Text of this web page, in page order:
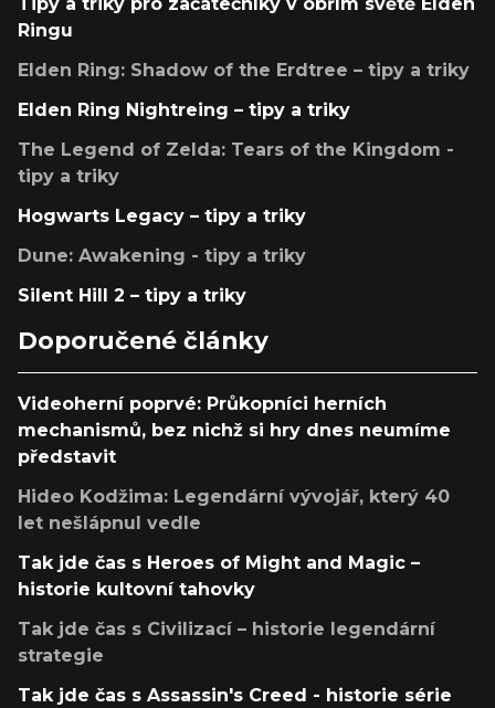
Ringu
Elden Ring: Shadow of the Erdtree – tipy a triky
Elden Ring Nightreing – tipy a triky
The Legend of Zelda: Tears of the Kingdom -
tipy a triky
Hogwarts Legacy – tipy a triky
Dune: Awakening - tipy a triky
Silent Hill 2 – tipy a triky
Doporučené články
Videoherní poprvé: Průkopníci herních
mechanismů, bez nichž si hry dnes neumíme
představit
Hideo Kodžima: Legendární vývojář, který 40
let nešlápnul vedle
Tak jde čas s Heroes of Might and Magic –
historie kultovní tahovky
Tak jde čas s Civilizací – historie legendární
strategie
Tak jde čas s Assassin's Creed - historie série